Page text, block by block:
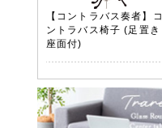
【コントラバス奏者】コ
ントラバス椅子 (足置き
座面付)